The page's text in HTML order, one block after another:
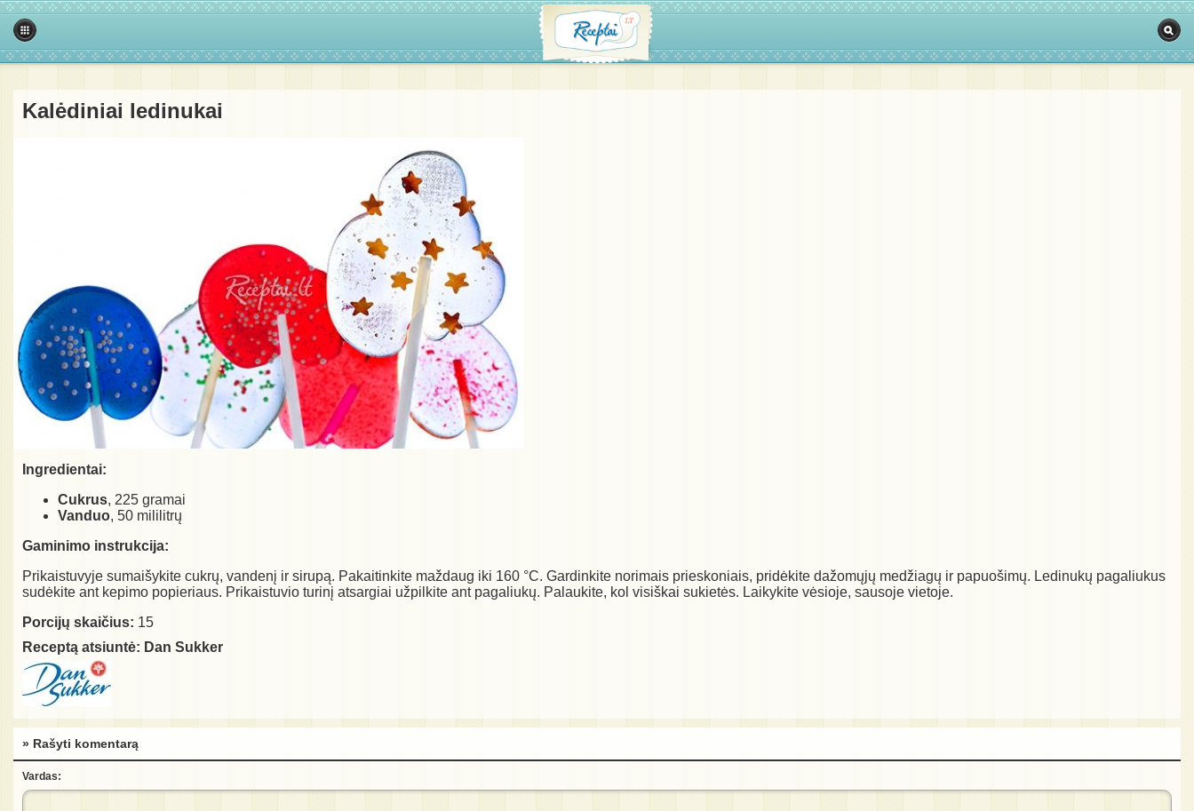
Kalėdiniai ledinukai
Ingredientai:
Cukrus, 225 gramai
Vanduo, 50 mililitrų
Gaminimo instrukcija:
Prikaistuvyje sumaišykite cukrų, vandenį ir sirupą. Pakaitinkite maždaug iki 160 °C. Gardinkite norimais prieskoniais, pridėkite dažomųjų medžiagų ir papuošimų. Ledinukų pagaliukus
sudėkite ant kepimo popieriaus. Prikaistuvio turinį atsargiai užpilkite ant pagaliukų. Palaukite, kol visiškai sukietės. Laikykite vėsioje, sausoje vietoje.
Porcijų skaičius: 15
Receptą atsiuntė: Dan Sukker
» Rašyti komentarą
Vardas: